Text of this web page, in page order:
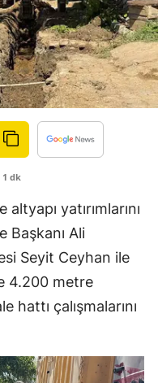
Çankırı
Çorum
Denizli
Diyarbakır
Edirne
Erzincan
Erzurum
Eskişehir
Giresun
1 dk
yatırımlarını
Başkanı Ali
Seyit Ceyhan ile
4.200 metre
hattı çalışmalarını